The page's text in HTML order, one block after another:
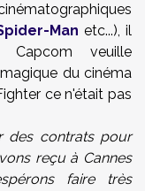
Man etc...), il
Capcom veuille
du cinéma
ce n'était pas
des contrats pour
reçu à Cannes
faire très